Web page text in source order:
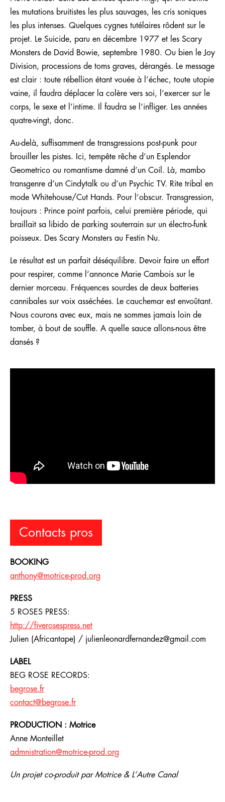
les mutations bruitistes les plus sauvages, les cris soniques
les plus intenses. Quelques cygnes tutélaires rôdent sur le
projet. Le Suicide, paru en décembre 1977 et les Scary
Monsters de David Bowie, septembre 1980. Ou bien le Joy
Division, processions de toms graves, dérangés. Le message
est clair : toute rébellion étant vouée à l’échec, toute utopie
vaine, il faudra déplacer la colère vers soi, l’exercer sur le
corps, le sexe et l’intime. Il faudra se l’infliger. Les années
quatre-vingt, donc.
Au-delà, suffisamment de transgressions post-punk pour
brouiller les pistes. Ici, tempête rêche d’un Esplendor
Geometrico ou romantisme damné d’un Coil. Là, mambo
transgenre d’un Cindytalk ou d’un Psychic TV. Rite tribal en
mode Whitehouse/Cut Hands. Pour l’obscur. Transgression,
toujours : Prince point parfois, celui première période, qui
braillait sa libido de parking souterrain sur un électro-funk
poisseux. Des Scary Monsters au Festin Nu.
Le résultat est un parfait déséquilibre. Devoir faire un effort
pour respirer, comme l’annonce Marie Cambois sur le
dernier morceau. Fréquences sourdes de deux batteries
cannibales sur voix asséchées. Le cauchemar est envoûtant.
Nous courons avec eux, mais ne sommes jamais loin de
tomber, à bout de souffle. A quelle sauce allons-nous être
dansés ?
Contacts pros
BOOKING
anthony@motrice-prod.org
PRESS
5 ROSES PRESS:
http://fiverosespress.net
Julien (Africantape) / julienleonardfernandez@gmail.com
LABEL
BEG ROSE RECORDS:
begrose.fr
contact@begrose.fr
PRODUCTION : Motrice
Anne Monteillet
admnistration@motrice-prod.org
Un projet co-produit par Motrice & L’Autre Canal